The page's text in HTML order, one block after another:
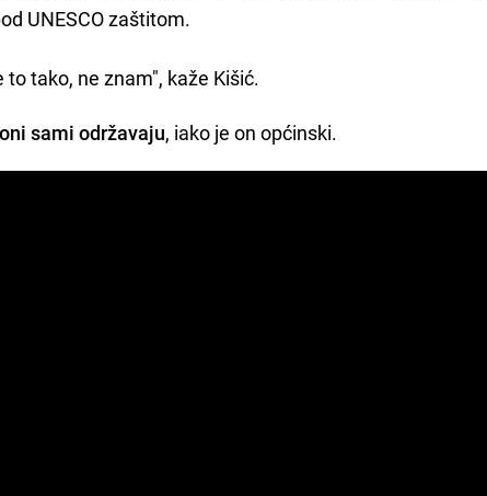
UNESCO zaštitom.
tako, ne znam", kaže Kišić.
sami održavaju, iako je on općinski.